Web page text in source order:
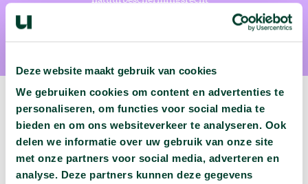
Deze website maakt gebruik van cookies
We gebruiken cookies om content en advertenties te
personaliseren, om functies voor social media te
bieden en om ons websiteverkeer te analyseren. Ook
delen we informatie over uw gebruik van onze site
met onze partners voor social media, adverteren en
analyse. Deze partners kunnen deze gegevens
Volgende podcast:
Wat zijn jouw naam en bsn-nummer waard?